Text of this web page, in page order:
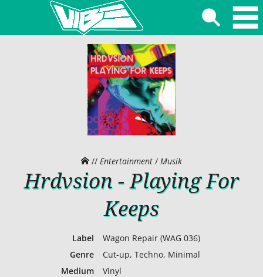
// Entertainment / Musik
Hrdvsion - Playing For
Keeps
Label
Wagon Repair (WAG 036)
Genre
Cut-up, Techno, Minimal
Medium
Vinyl